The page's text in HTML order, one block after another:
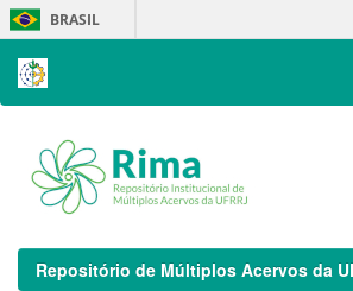
Skip
navigation
BRASIL
Repositório de Múltiplos Acervos da